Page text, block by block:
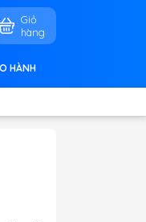
Giỏ
hàng
HÀNH